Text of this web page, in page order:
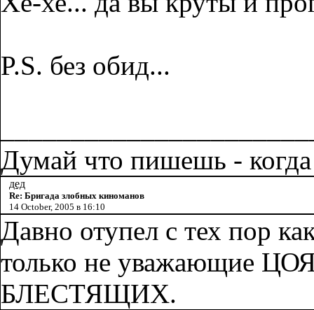
P.S. без обид...
Думай что пишешь -
дед
Re: Бригада злобных киноманов
14 October, 2005 в 16:10
Давно отупел с тех пор
только не уважающие
БЛЕСТЯЩИХ.